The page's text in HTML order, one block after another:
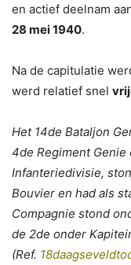
en actief deelnam
28 mei 1940.
Na de capitulatie
werd relatief snel
Het 14de Bataljon
4de Regiment Genie
Infanteriedivisie,
Bouvier en had als
Compagnie stond
de 2de onder
(Ref.